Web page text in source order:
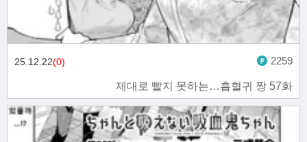
제대로 빨지 못하는…흡혈귀 짱 57화
25.12.22(0) 2259